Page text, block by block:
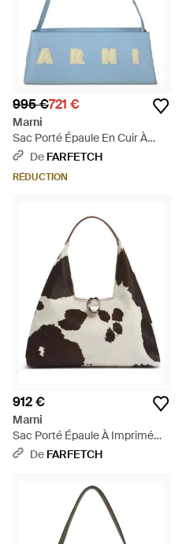
995 €721 €
Marni
Sac Porté Épaule En Cuir À
Détail De Logo Museo - Bleu
De FARFETCH
RÉDUCTION
912 €
Marni
Sac Porté Épaule À Imprimé
Animalier - Blanc
De FARFETCH